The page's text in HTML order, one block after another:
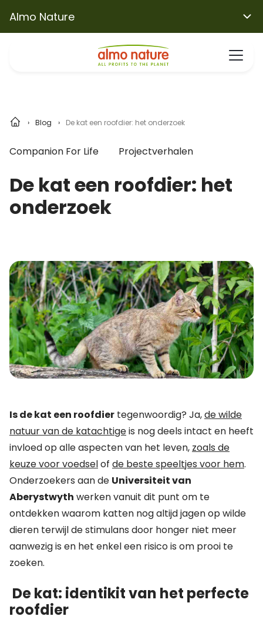
Almo Nature
Blog De kat een roofdier: het onderzoek
Companion For Life Projectverhalen
De kat een roofdier: het
onderzoek
Is de kat een roofdier tegenwoordig? Ja,de wilde
natuur van de katachtigeis nog deels intact en heeft
invloed op alle aspecten van het leven, zoals de
keuze voor voedselof de beste speeltjes voor hem.
Onderzoekers aan de Universiteit van
Aberystwyth werken vanuit dit punt om te
ontdekken waarom katten nog altijd jagen op wilde
dieren terwijl de stimulans door honger niet meer
aanwezig is en het enkel een risico is om prooi te
zoeken.
De kat: identikit van het perfecte
roofdier